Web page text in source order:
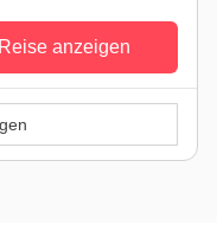
Reise anzeigen